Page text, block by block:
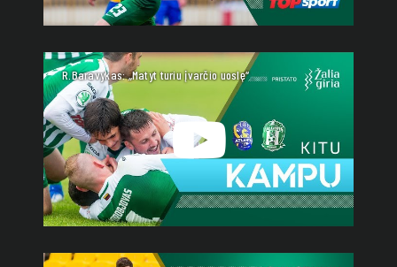
R.Baravykas: „Matyt turiu įvarčio uoslę“